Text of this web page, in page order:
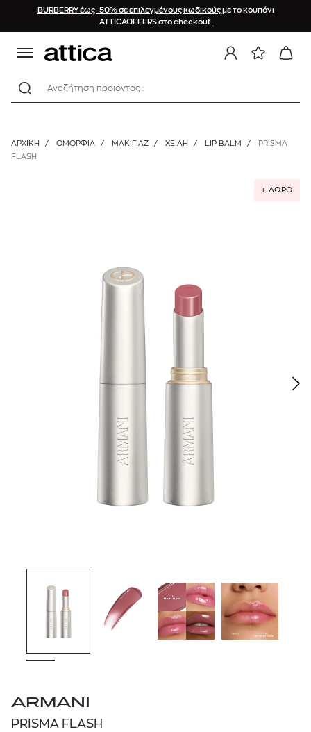
BURBERRY έως -50% σε επιλεγμένους κωδικούςμε το κουπόνι
ATTICAOFFERS στο checkout.
Αναζήτηση προϊόντος :
ΑΡΧΙΚΉ / ΟΜΟΡΦΙΑ / ΜΑΚΙΓΙΑΖ / ΧΕΊΛΗ / LIP BALM /
PRISMA
FLASH
+ ΔΩΡΟ
ARMANI
PRISMA FLASH